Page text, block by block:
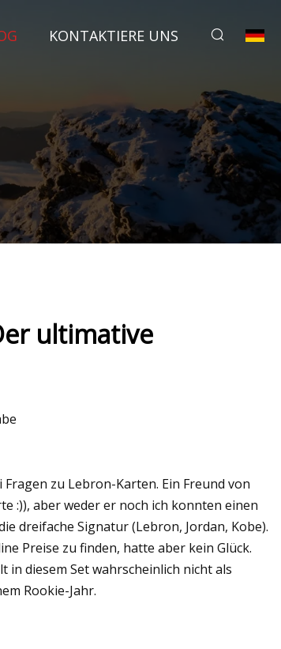
KONTAKTIERE UNS
ultimative
zu Lebron-Karten. Ein Freund von
:)), aber weder er noch ich konnten einen
dreifache Signatur (Lebron, Jordan, Kobe).
Preise zu finden, hatte aber kein Glück.
in diesem Set wahrscheinlich nicht als
Rookie-Jahr.